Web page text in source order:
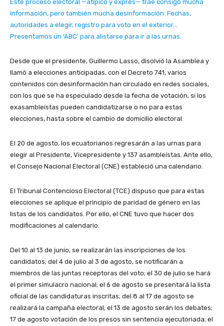
Este proceso electoral —atípico y exprés— trae consigo mucha
información, pero también mucha desinformación. Fechas,
autoridades a elegir, registro para voto en el exterior…
Presentamos un ‘ABC’ para alistarse para ir a las urnas.
Desde que el presidente, Guillermo Lasso, disolvió la Asamblea y
llamó a elecciones anticipadas, con el Decreto 741, varios
contenidos con desinformación han circulado en redes sociales,
con los que se ha especulado desde la fecha de votación, si los
exasambleístas pueden candidatizarse o no para estas
elecciones, hasta sobre el cambio de domicilio electoral.
El 20 de agosto, los ecuatorianos regresarán a las urnas para
elegir al Presidente, Vicepresidente y 137 asambleístas. Ante ello,
el Consejo Nacional Electoral (CNE) estableció una calendario.
El Tribunal Contencioso Electoral (TCE) dispuso que para estas
elecciones se aplique el principio de paridad de género en las
listas de los candidatos. Por ello, el CNE tuvo que hacer dos
modificaciones al calendario.
Del 10 al 13 de junio, se realizarán las inscripciones de los
candidatos; del 4 de julio al 3 de agosto, se notificarán a
miembros de las juntas receptoras del voto; el 30 de julio se hará
el primer simulacro nacional; el 6 de agosto se presentará la lista
oficial de las candidaturas inscritas; del 8 al 17 de agosto se
realizará la campaña electoral; el 13 de agosto serán los debates;
17 de agosto votación de los presos sin sentencia ejecutoriada; el